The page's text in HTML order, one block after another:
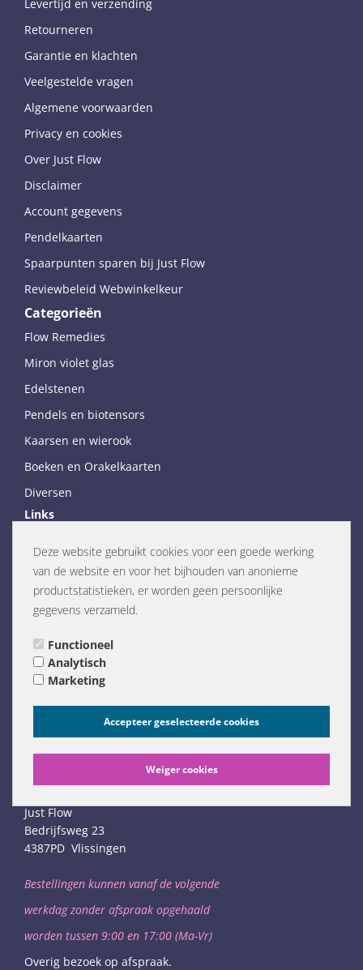
Levertijd en verzending
Retourneren
Garantie en klachten
Veelgestelde vragen
Algemene voorwaarden
Privacy en cookies
Over Just Flow
Disclaimer
Account gegevens
Pendelkaarten
Spaarpunten sparen bij Just Flow
Reviewbeleid Webwinkelkeur
Categorieën
Flow Remedies
Miron violet glas
Edelstenen
Pendels en biotensors
Kaarsen en wierook
Boeken en Orakelkaarten
Diversen
Links
Flow Remedies website (NL)
Flow Remedies English website
Links (NL only)
Just Flow
Bedrijfsweg 23
4387PD Vlissingen
Bestellingen kunnen vanaf de volgende
werkdagzonder afspraak opgehaald
worden tussen 9:00 en 17:00 (Ma-Vr)
Overig bezoek op afspraak.
Deze website gebruikt cookies voor een goede werking
van de website en voor het bijhouden van anonieme
productstatistieken, er worden geen persoonlijke
gegevens verzameld.
Functioneel
Analytisch
Marketing
Accepteer geselecteerde cookies
Weiger cookies